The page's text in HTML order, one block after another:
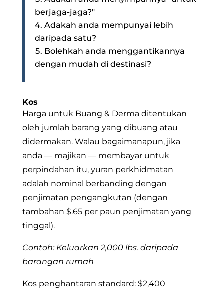
berjaga-jaga?"
Adakah anda mempunyai lebih
daripada satu?
Bolehkah anda menggantikannya
dengan mudah di destinasi?
Kos
Harga untuk Buang & Derma ditentukan
oleh jumlah barang yang dibuang atau
didermakan. Walau bagaimanapun, jika
anda — majikan — membayar untuk
perpindahan itu, yuran perkhidmatan
adalah nominal berbanding dengan
penjimatan pengangkutan (dengan
tambahan $.65 per paun penjimatan yang
tinggal).
Contoh: Keluarkan 2,000 lbs. daripada
barangan rumah
Kos penghantaran standard: $2,400